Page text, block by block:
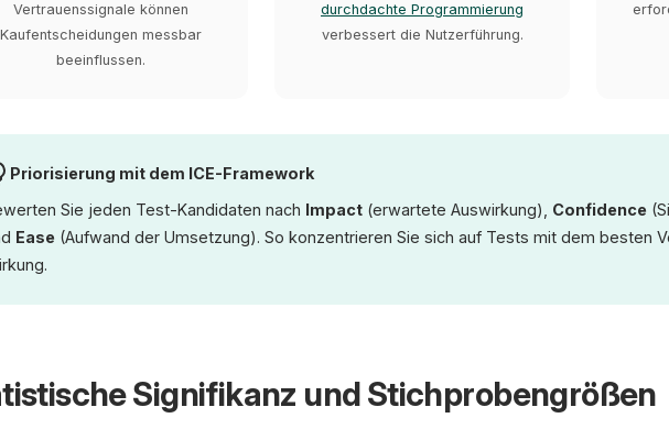
Vertrauenssignale können
Kaufentscheidungen messbar
beeinflussen.
durchdachte Programmierung
verbessert die Nutzerführung.
Priorisierung mit dem ICE-Framework
Sie jeden Test-Kandidaten nach Impact (erwartete Auswirkung), Confidence
Ease (Aufwand der Umsetzung). So konzentrieren Sie sich auf Tests mit dem besten
Signifikanz und Stichprobengrößen